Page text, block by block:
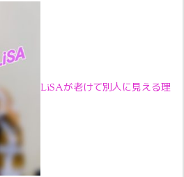
LiSAが老けて別人に見える理